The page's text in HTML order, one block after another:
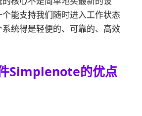
能支持我们随时进入工作状态
统得是轻便的、可靠的、高效
Simplenote的优点